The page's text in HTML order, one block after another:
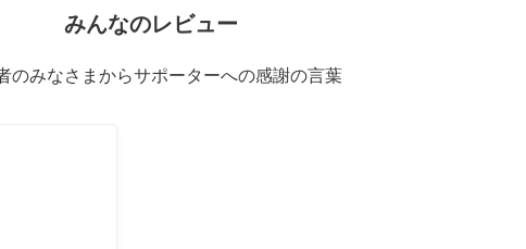
みんなのレビュー
のみなさまからサポーターへの感謝の言葉